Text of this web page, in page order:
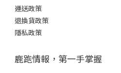
運送政策
退換貨政策
隱私政策
鹿跑情報，第一手掌握